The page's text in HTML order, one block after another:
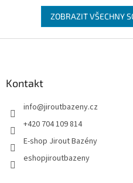
ZOBRAZIT VŠECHNY
Kontakt
info@jiroutbazeny.cz
+420 704 109 814
E-shop Jirout Bazény
eshopjiroutbazeny